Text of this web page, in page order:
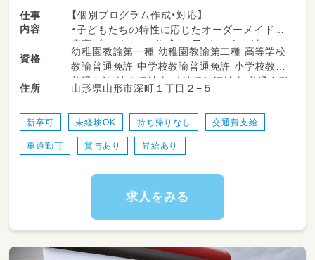
15:00～15:45 個別療育①
15:45～16:30 記録
16:30～17:15 個別療育②
18:00～19:00 記録
◆常勤の一日の業務（土・祝日・長期休暇）◆ 一
日2ケース（個別1・小集団1）の場合
仕事
内容
【個別プログラム作成・対応】
・子どもたちの特性に応じたオーダーメイドの
療育プログラムを作成し、子ども1人に対して4
5分の療育を提供してもらいます。
【小集団療育】
ードゲーム)を提供します。
ゲームのルールや小集団内での子ども同士の
やり取りのなかにサポートとして入ってもらい
【保護者の対応】
どもの療育の記録を記入してもらいます。
【研修制度】
資格
幼稚園教諭第一種 幼稚園教諭第二種 高等学校
教諭普通免許 中学校教諭普通免許 小学校教諭
普通免許 社会福祉士 精神保健福祉士 普通自動
車運転免許
住所 山形県山形市深町１丁目２−５
新卒可 未経験OK 持ち帰りなし 交通費支給
車通勤可 賞与あり 昇給あり
求人をみる